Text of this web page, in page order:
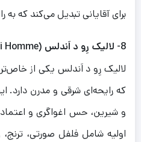
برای آقایانی تبدیل می‌کند که به
8- لالیک رِو د اَندلس (Lalique Rêve d’Infini Homme)
لالیک رِو د اَندلس یکی از
که رایحه‌ای شرقی و مدرن دارد.
و شیرین، حس اغواگری و
اولیه شامل فلفل صورتی،